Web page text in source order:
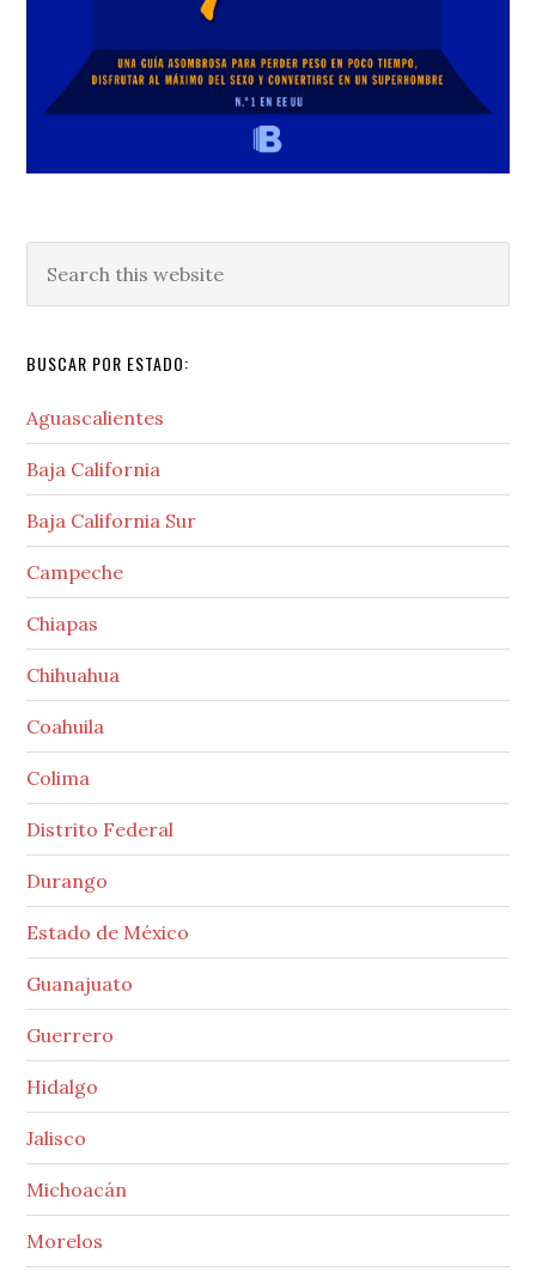
this
BUSCAR POR ESTADO:
Aguascalientes
Baja California
Baja California Sur
Campeche
Chiapas
Chihuahua
Coahuila
Colima
Distrito Federal
Durango
Estado de México
Guanajuato
Guerrero
Hidalgo
Jalisco
Michoacán
Morelos